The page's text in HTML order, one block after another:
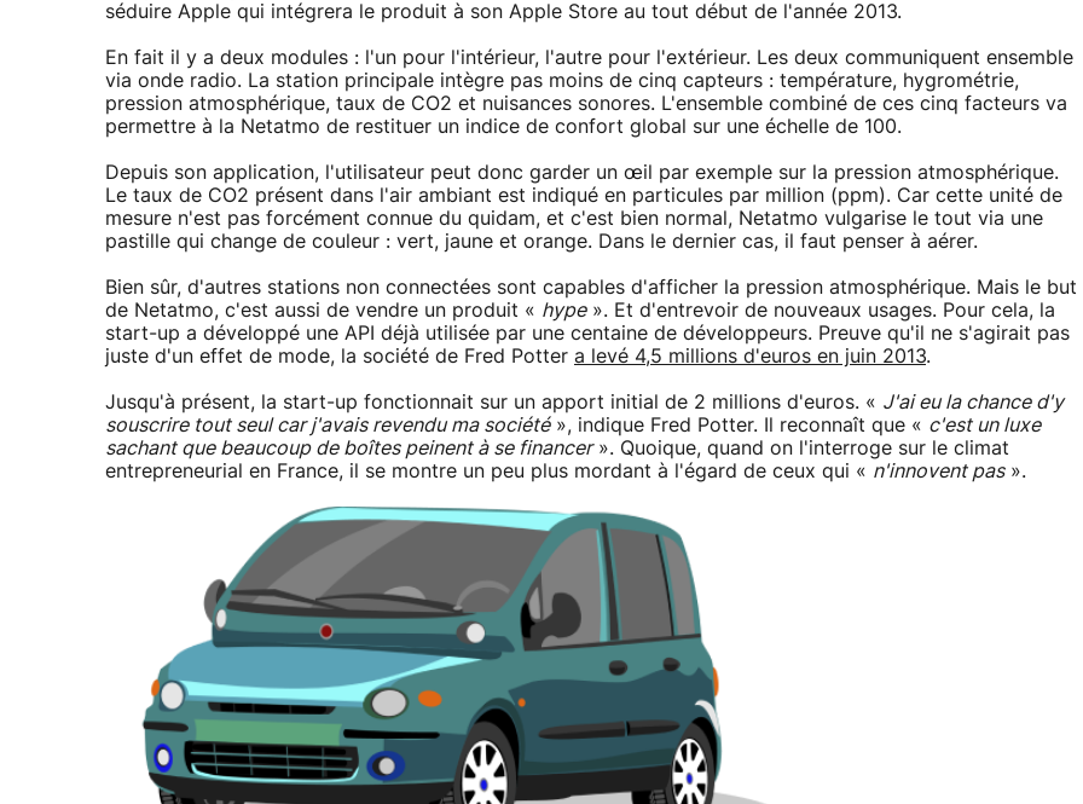
séduire Apple qui intégrera le produit à son Apple Store au tout début de l'année 2013.
En fait il y a deux modules : l'un pour l'intérieur, l'autre pour l'extérieur. Les deux communiquent ensemble
via onde radio. La station principale intègre pas moins de cinq capteurs : température, hygrométrie,
pression atmosphérique, taux de CO2 et nuisances sonores. L'ensemble combiné de ces cinq facteurs va
permettre à la Netatmo de restituer un indice de confort global sur une échelle de 100.
Depuis son application, l'utilisateur peut donc garder un œil par exemple sur la pression atmosphérique.
Le taux de CO2 présent dans l'air ambiant est indiqué en particules par million (ppm). Car cette unité de
mesure n'est pas forcément connue du quidam, et c'est bien normal, Netatmo vulgarise le tout via une
pastille qui change de couleur : vert, jaune et orange. Dans le dernier cas, il faut penser à aérer.
Bien sûr, d'autres stations non connectées sont capables d'afficher la pression atmosphérique. Mais le but
de Netatmo, c'est aussi de vendre un produit « hype». Et d'entrevoir de nouveaux usages. Pour cela, la
start-up a développé une API déjà utilisée par une centaine de développeurs. Preuve qu'il ne s'agirait pas
juste d'un effet de mode, la société de Fred Potter a levé 4,5 millions d'euros en juin 2013.
Jusqu'à présent, la start-up fonctionnait sur un apport initial de 2 millions d'euros. « J'ai eu la chance d'y
souscrire tout seul car j'avais revendu ma société», indique Fred Potter. Il reconnaît que « c'est un luxe
sachant que beaucoup de boîtes peinent à se financer». Quoique, quand on l'interroge sur le climat
entrepreneurial en France, il se montre un peu plus mordant à l'égard de ceux qui « n'innovent pas».